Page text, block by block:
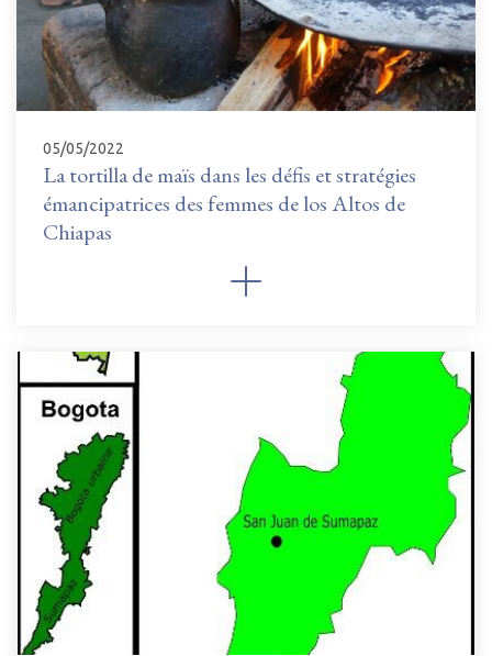
05/05/2022
La tortilla de maïs dans les défis et stratégies
émancipatrices des femmes de los Altos de
Chiapas